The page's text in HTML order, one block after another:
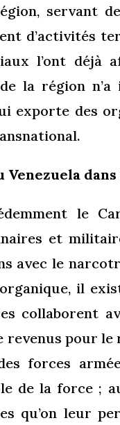
servant
d’activités
l’ont déjà
la région
exporte des
Venezuela
le
et
avec le
il
collaborent
revenus pour
forces
de la force ;
qu’on leur